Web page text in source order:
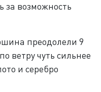
за возможность
преодолели 9
ветру чуть сильнее
и серебро